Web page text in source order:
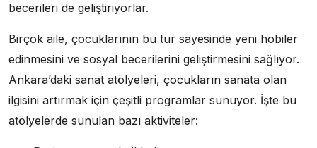
becerileri de geliştiriyorlar.
Birçok aile, çocuklarının bu tür sayesinde yeni hobiler
edinmesini ve sosyal becerilerini geliştirmesini sağlıyor.
Ankara’daki sanat atölyeleri, çocukların sanata olan
ilgisini artırmak için çeşitli programlar sunuyor. İşte bu
atölyelerde sunulan bazı aktiviteler: